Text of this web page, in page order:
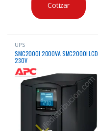
Cotizar
UPS
SMC2000I 2000VA SMC2000I LCD
230V